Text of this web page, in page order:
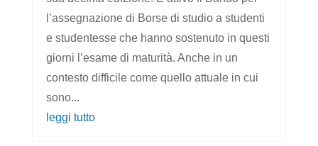
l’assegnazione di Borse di studio a studenti
e studentesse che hanno sostenuto in questi
giorni l’esame di maturità. Anche in un
contesto difficile come quello attuale in cui
sono...
leggi tutto